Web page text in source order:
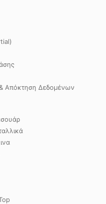
Απόκτηση Δεδομένων